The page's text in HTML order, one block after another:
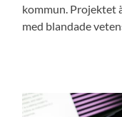
kommun. Projektet
med blandade